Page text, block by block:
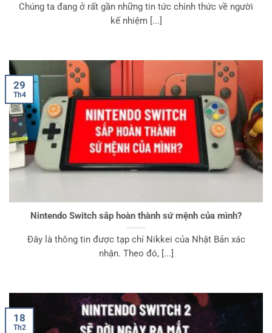
Chúng ta đang ở rất gần những tin tức chính thức về người
kế nhiệm [...]
Nintendo Switch sắp hoàn thành sứ mệnh của mình?
Đây là thông tin được tạp chí Nikkei của Nhật Bản xác
nhận. Theo đó, [...]
29
Th4
18
Th2